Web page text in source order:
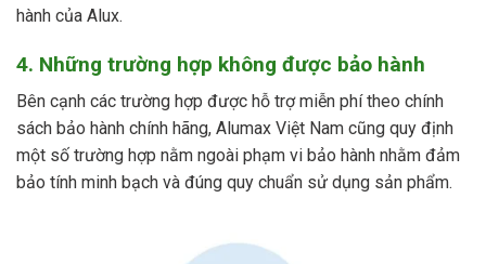
hành của Alux.
4. Những trường hợp không được bảo hành
Bên cạnh các trường hợp được hỗ trợ miễn phí theo chính
sách bảo hành chính hãng, Alumax Việt Nam cũng quy định
một số trường hợp nằm ngoài phạm vi bảo hành nhằm đảm
bảo tính minh bạch và đúng quy chuẩn sử dụng sản phẩm.